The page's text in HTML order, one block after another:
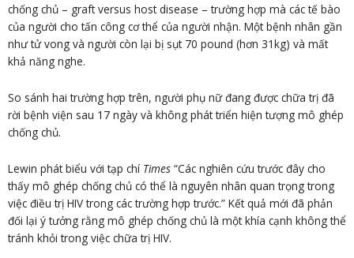
chống chủ – graft versus host disease – trường hợp mà các tế bào
của người cho tấn công cơ thể của người nhận. Một bệnh nhân gần
như tử vong và người còn lại bị sụt 70 pound (hơn 31kg) và mất
khả năng nghe.
So sánh hai trường hợp trên, người phụ nữ đang được chữa trị đã
rời bệnh viện sau 17 ngày và không phát triển hiện tượng mô ghép
chống chủ.
Lewin phát biểu với tạp chí Times “Các nghiên cứu trước đây cho
thấy mô ghép chống chủ có thể là nguyên nhân quan trọng trong
việc điều trị HIV trong các trường hợp trước.” Kết quả mới đã phản
đối lại ý tưởng rằng mô ghép chống chủ là một khía cạnh không thể
tránh khỏi trong việc chữa trị HIV.